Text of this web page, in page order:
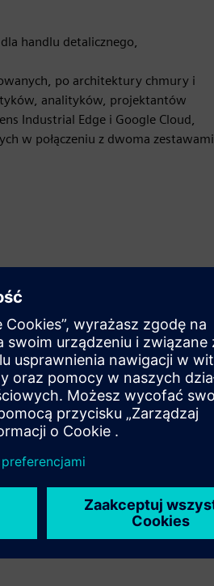
handlu detalicznego,
po architektury chmury i
analityków, projektantów
Industrial Edge i Google Cloud,
w połączeniu z dwoma zestawami
bazie produktu/rozwiązania
tworzenie nowego produktu
dla klienta poprzez
Xcelerator z produktem
rozwiązania Siemens